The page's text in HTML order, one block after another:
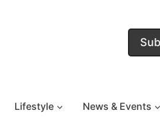
Lifestyle News & Events